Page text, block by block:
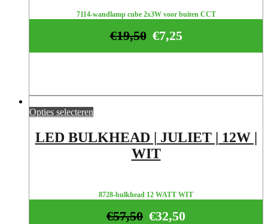
7114-wandlamp cube 2x3W voor buiten CCT
€7,25
€19,50
Opties selecteren
LED BULKHEAD | JULIET | 12W |
WIT
8728-bulkhead 12 WATT WIT
€32,50
€57,50